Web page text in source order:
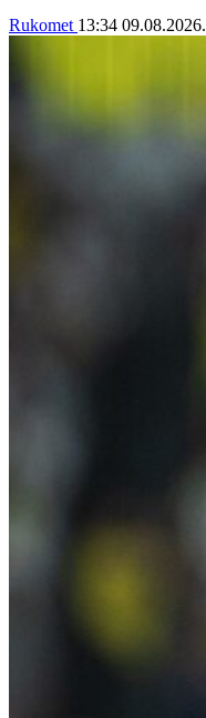
Rukomet 13:34 09.08.2026.